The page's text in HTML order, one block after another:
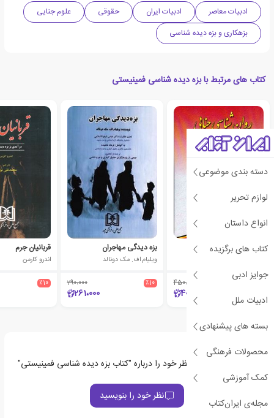
دسته بندی موضوعی
لوازم تحریر
انواع داستان
کتاب های برگزیده
جوایز ادبی
ادبیات ملل
بسته های پیشنهادی
محصولات فرهنگی
کمک آموزشی
مجله‌ی ایران‌کتاب
ادبیات معاصر ادبیات ایران حقوقی
علوم جنایی
بزهکاری و بزه دیده شناسی
کتاب های مرتبط با بزه دیده شناسی فمینیستی
روان شناسی جنایی
٪10 450،000
405،000
بزه دیدگی مهاجران
ویلیام اف. مک دونالد
٪10 290،000
261،000
قربانیان جرم
اندرو کارمن
٪10
اولین نفری باشید که نظر خود را درباره "کتاب بزه دیده شناسی فمینیستی"
ثبت می‌کند
نظر خود را بنویسید